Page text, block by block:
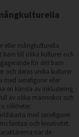
eller mångkulturella
barn till olika kulturer och
för ditt barn
och deras unika kulturer
seriefigurer eller
en känsla av inkludering
av olika människor och
olikheter.
med seriefigurer
fantasi och kreativitet.
när de